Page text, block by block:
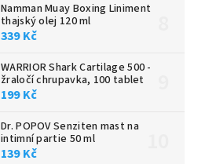
Namman Muay Boxing Liniment
thajský olej 120 ml
339 Kč
WARRIOR Shark Cartilage 500 -
žraločí chrupavka, 100 tablet
199 Kč
Dr. POPOV Senziten mast na
intimní partie 50 ml
139 Kč